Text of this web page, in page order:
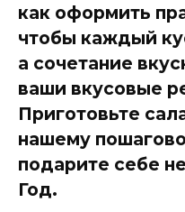
как оформить
чтобы каждый
а сочетание
ваши вкусовые
Приготовьте
нашему
подарите себе
Год.